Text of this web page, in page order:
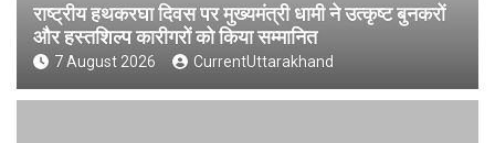
राष्ट्रीय हथकरघा दिवस पर मुख्यमंत्री धामी ने उत्कृष्ट बुनकरों
और हस्तशिल्प कारीगरों को किया सम्मानित
7 August 2026 CurrentUttarakhand